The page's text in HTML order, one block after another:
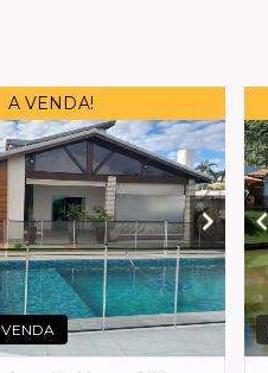
A VENDA!
VENDA